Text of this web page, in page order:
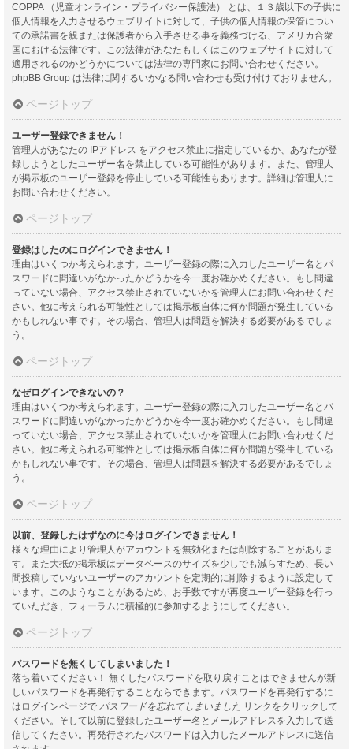
COPPA （児童オンライン・プライバシー保護法） とは、１３歳以下の子供に
個人情報を入力させるウェブサイトに対して、子供の個人情報の保管につい
ての承諾書を親または保護者から入手させる事を義務づける、アメリカ合衆
国における法律です。この法律があなたもしくはこのウェブサイトに対して
適用されるのかどうかについては法律の専門家にお問い合わせください。
phpBB Group は法律に関するいかなる問い合わせも受け付けておりません。
ページトップ
ユーザー登録できません！
管理人があなたの IPアドレス をアクセス禁止に指定しているか、あなたが登
録しようとしたユーザー名を禁止している可能性があります。また、管理人
が掲示板のユーザー登録を停止している可能性もあります。詳細は管理人に
お問い合わせください。
ページトップ
登録はしたのにログインできません！
理由はいくつか考えられます。ユーザー登録の際に入力したユーザー名とパ
スワードに間違いがなかったかどうかを今一度お確かめください。もし間違
っていない場合、アクセス禁止されていないかを管理人にお問い合わせくだ
さい。他に考えられる可能性としては掲示板自体に何か問題が発生している
かもしれない事です。その場合、管理人は問題を解決する必要があるでしょ
う。
ページトップ
なぜログインできないの？
理由はいくつか考えられます。ユーザー登録の際に入力したユーザー名とパ
スワードに間違いがなかったかどうかを今一度お確かめください。もし間違
っていない場合、アクセス禁止されていないかを管理人にお問い合わせくだ
さい。他に考えられる可能性としては掲示板自体に何か問題が発生している
かもしれない事です。その場合、管理人は問題を解決する必要があるでしょ
う。
ページトップ
以前、登録したはずなのに今はログインできません！
様々な理由により管理人がアカウントを無効化または削除することがありま
す。また大抵の掲示板はデータベースのサイズを少しでも減らすため、長い
間投稿していないユーザーのアカウントを定期的に削除するように設定して
います。このようなことがあるため、お手数ですが再度ユーザー登録を行っ
ていただき、フォーラムに積極的に参加するようにしてください。
ページトップ
パスワードを無くしてしまいました！
落ち着いてください！ 無くしたパスワードを取り戻すことはできませんが新
しいパスワードを再発行することならできます。パスワードを再発行するに
はログインページで パスワードを忘れてしまいました リンクをクリックして
ください。そして以前に登録したユーザー名とメールアドレスを入力して送
信してください。再発行されたパスワードは入力したメールアドレスに送信